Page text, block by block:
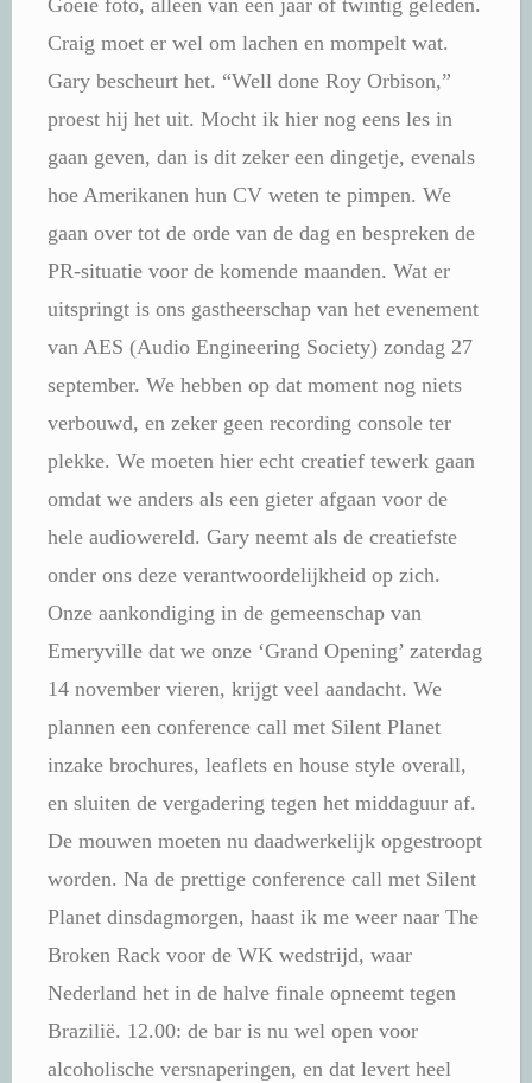
Goeie foto, alleen van een jaar of twintig geleden.
Craig moet er wel om lachen en mompelt wat.
Gary bescheurt het. “Well done Roy Orbison,”
proest hij het uit. Mocht ik hier nog eens les in
gaan geven, dan is dit zeker een dingetje, evenals
hoe Amerikanen hun CV weten te pimpen. We
gaan over tot de orde van de dag en bespreken de
PR-situatie voor de komende maanden. Wat er
uitspringt is ons gastheerschap van het evenement
van AES (Audio Engineering Society) zondag 27
september. We hebben op dat moment nog niets
verbouwd, en zeker geen recording console ter
plekke. We moeten hier echt creatief tewerk gaan
omdat we anders als een gieter afgaan voor de
hele audiowereld. Gary neemt als de creatiefste
onder ons deze verantwoordelijkheid op zich.
Onze aankondiging in de gemeenschap van
Emeryville dat we onze ‘Grand Opening’ zaterdag
14 november vieren, krijgt veel aandacht. We
plannen een conference call met Silent Planet
inzake brochures, leaflets en house style overall,
en sluiten de vergadering tegen het middaguur af.
De mouwen moeten nu daadwerkelijk opgestroopt
worden. Na de prettige conference call met Silent
Planet dinsdagmorgen, haast ik me weer naar The
Broken Rack voor de WK wedstrijd, waar
Nederland het in de halve finale opneemt tegen
Brazilië. 12.00: de bar is nu wel open voor
alcoholische versnaperingen, en dat levert heel